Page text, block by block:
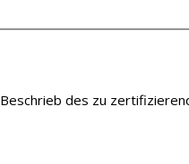
des zu